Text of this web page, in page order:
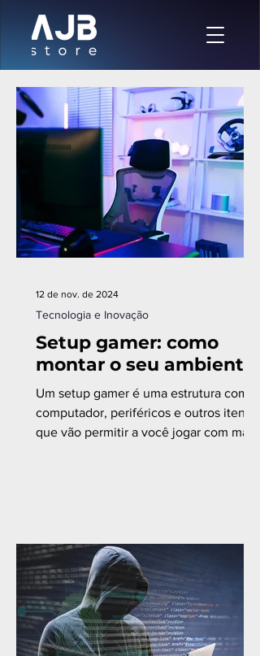
Setup gamer: como
montar o seu ambiente
Um setup gamer é uma estrutura com
computador, periféricos e outros itens
que vão permitir a você jogar com mais
Tecnologia e Inovação
12 de nov. de 2024